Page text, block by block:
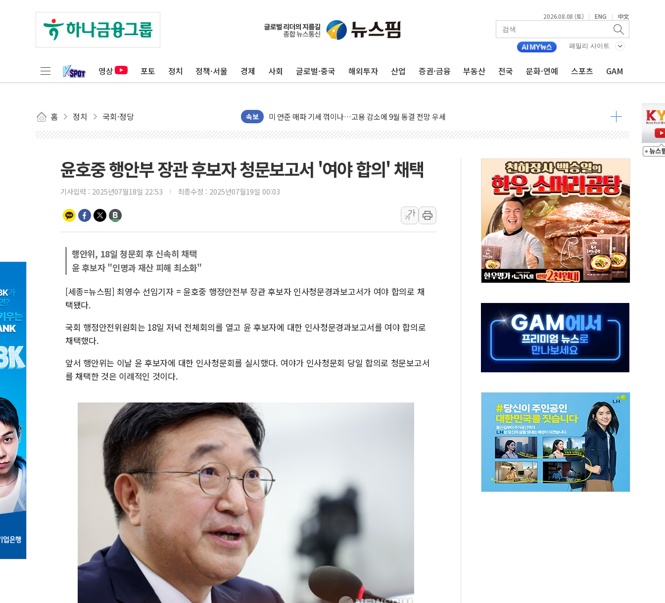
2026.08.08 (토) | ENG | 中文
패밀리 사이트
영상 포토 정치 정책·서울 경제 사회 글로벌·중국 해외투자 산업 증권·금융 부동산 전국 문화·연예 스포츠 GAM
홈 정치 국회·정당 속보
민주, 오늘 제주·인천 경선 결과 발표...'김민석 재역전 vs 정청래 격차 확대'
한상협, 업계 개인정보 보안 새판 짠다…'자율규제단체' 타진
트럼프, 쿡 연준 이사 해임 재추진…"26일까지 의혹 소명" 요구
[종합] 이슬람 수니파 3국, '공동방위협정' 체결… 이스라엘·이란 위협에 맞설 자체 억지력 강화
트럼프, 백신·자폐증 행정명령 검토…"이르면 다음 주"
이란 핵심 원유 수출항 '하르그섬', 최근 1주일 이상 '올스톱'… 美 해상봉쇄 영향
美 고용 쇼크에 엔화 장중 급등…시장은 "또 개입했나" 촉각
[AI MY 뉴스] 뉴욕 반도체주 프리뷰...美 고용 쇼크에 반도체주 '활짝'
뉴욕증시 프리뷰, 美 고용 쇼크에 금리 인상 우려 후퇴…나스닥 선물 1%대 상승
[종합] 美 7월 고용 2만3000명 감소 '쇼크'…9월 금리 인상 기대 후퇴
뉴욕증시 개장 전 특징주...아틀라시안·클라우드플레어·태양광주↑ VS 트레이드데스크·웬디스↓
보훈부, 미 DPAA와 MOU… "6·25 미군 실종자 7359명 끝까지 찾겠다"
특정 정치인 측근 포항시 정책특보 내정설...포항시 '시끌'
윤호중 행안부 장관 후보자 청문보고서 '여야 합의' 채택
기사입력 : 2025년07월18일 22:53 최종수정 : 2025년07월19일 00:03
가
가
행안위, 18일 청문회 후 신속히 채택
윤 후보자 "인명과 재산 피해 최소화"
[세종=뉴스핌] 최영수 선임기자 = 윤호중 행정안전부 장관 후보자 인사청문경과보고서가 여야 합의로 채
택됐다.
국회 행정안전위원회는 18일 저녁 전체회의를 열고 윤 후보자에 대한 인사청문경과보고서를 여야 합의로
채택했다.
앞서 행안위는 이날 윤 후보자에 대한 인사청문회를 실시했다. 여야가 인사청문회 당일 합의로 청문보고서
를 채택한 것은 이례적인 것이다.